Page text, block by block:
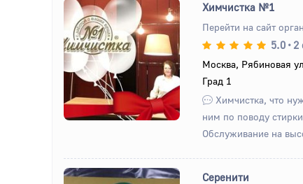
Назад Вперед
Химчистка №1
Перейти на сайт
5.0 • 2
Москва, Рябиновая
Град 1
Химчистка, что
ним по поводу
Обслуживание на
Серенити